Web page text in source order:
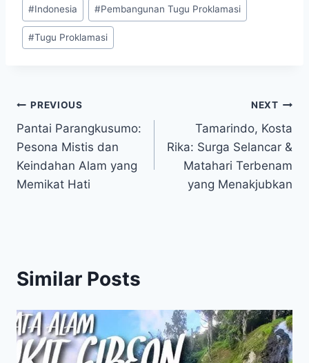
#Indonesia #Pembangunan Tugu Proklamasi
#Tugu Proklamasi
Post
navigation
PREVIOUS
Pantai Parangkusumo:
Pesona Mistis dan
Keindahan Alam yang
Memikat Hati
NEXT
Tamarindo, Kosta
Rika: Surga Selancar &
Matahari Terbenam
yang Menakjubkan
Similar Posts